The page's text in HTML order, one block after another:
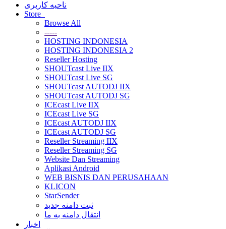
ناحیه کاربری
Store
Browse All
-----
HOSTING INDONESIA
HOSTING INDONESIA 2
Reseller Hosting
SHOUTcast Live IIX
SHOUTcast Live SG
SHOUTcast AUTODJ IIX
SHOUTcast AUTODJ SG
ICEcast Live IIX
ICEcast Live SG
ICEcast AUTODJ IIX
ICEcast AUTODJ SG
Reseller Streaming IIX
Reseller Streaming SG
Website Dan Streaming
Aplikasi Android
WEB BISNIS DAN PERUSAHAAN
KLICON
StarSender
ثبت دامنه جدید
انتقال دامنه به ما
اخبار